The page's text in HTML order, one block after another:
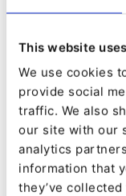
This website
We use cookies
provide social
traffic. We also
our site with our
analytics
information that
they’ve
a las
originalmente
capa adicional
Desde 2017,
solución de